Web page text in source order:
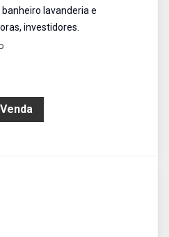
lavanderia e
investidores.
Venda